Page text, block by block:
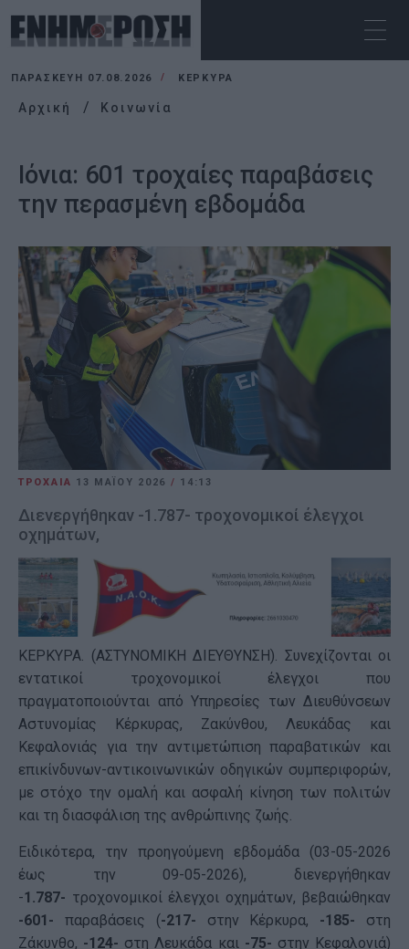
ΠΑΡΑΣΚΕΥΉ 07.08.2026 ΚΕΡΚΥΡΑ
Αρχική Κοινωνία
Ιόνια: 601 τροχαίες παραβάσεις
την περασμένη εβδομάδα
ΤΡΟΧΑΙΑ 13 ΜΑΪ́ΟΥ 2026 / 14:13
Διενεργήθηκαν -1.787- τροχονομικοί έλεγχοι
οχημάτων,
ΚΕΡΚΥΡΑ. (ΑΣΤΥΝΟΜΙΚΗ ΔΙΕΥΘΥΝΣΗ). Συνεχίζονται οι
εντατικοί τροχονομικοί έλεγχοι που
πραγματοποιούνται από Υπηρεσίες των Διευθύνσεων
Αστυνομίας Κέρκυρας, Ζακύνθου, Λευκάδας και
Κεφαλονιάς για την αντιμετώπιση παραβατικών και
επικίνδυνων-αντικοινωνικών οδηγικών συμπεριφορών,
με στόχο την ομαλή και ασφαλή κίνηση των πολιτών
και τη διασφάλιση της ανθρώπινης ζωής.
Ειδικότερα, την προηγούμενη εβδομάδα (03-05-2026
έως την 09-05-2026), διενεργήθηκαν
-1.787- τροχονομικοί έλεγχοι οχημάτων, βεβαιώθηκαν
-601- παραβάσεις (-217- στην Κέρκυρα, -185- στη
Ζάκυνθο, -124- στη Λευκάδα και -75- στην Κεφαλονιά)